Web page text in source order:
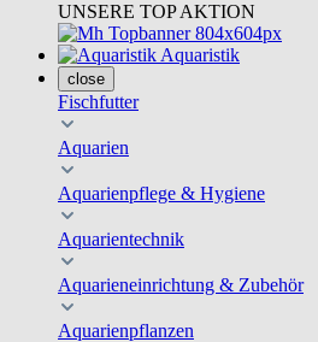
UNSERE TOP AKTION
Aquaristik
close
Fischfutter
Aquarien
Aquarienpflege & Hygiene
Aquarientechnik
Aquarieneinrichtung & Zubehör
Aquarienpflanzen